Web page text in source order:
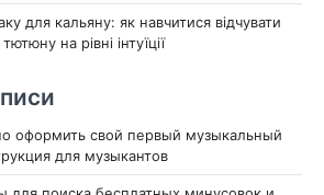
для кальяну: як навчитися відчувати
на рівні інтуїції
оформить свой первый музыкальный
для музыкантов